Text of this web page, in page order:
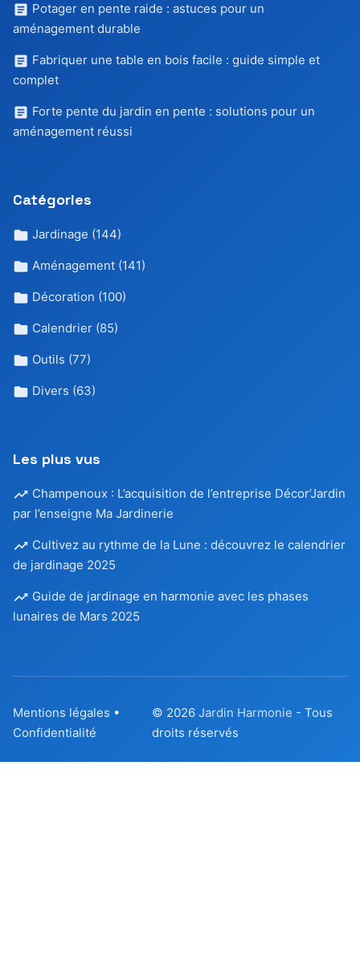
Potager en pente raide : astuces pour un
aménagement durable
Fabriquer une table en bois facile : guide simple et
complet
Forte pente du jardin en pente : solutions pour un
aménagement réussi
Catégories
Jardinage (144)
Aménagement (141)
Décoration (100)
Calendrier (85)
Outils (77)
Divers (63)
Les plus vus
Champenoux : L’acquisition de l’entreprise Décor’Jardin
par l’enseigne Ma Jardinerie
Cultivez au rythme de la Lune : découvrez le calendrier
de jardinage 2025
Guide de jardinage en harmonie avec les phases
lunaires de Mars 2025
Mentions légales •
Confidentialité
© 2026Jardin Harmonie - Tous
droits réservés